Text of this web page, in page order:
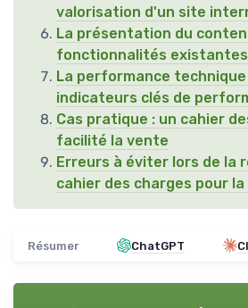
valorisation d'un site
La présentation du
fonctionnalités existantes
La performance
indicateurs clés de
Cas pratique : un cahier
facilité la vente
Erreurs à éviter lors de la
cahier des charges pour
Résumer ChatGPT